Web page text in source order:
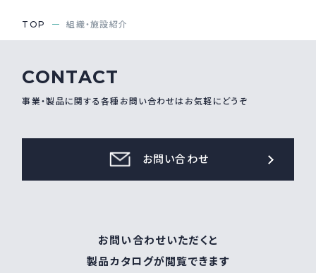
TOP 組織・施設紹介
CONTACT
事業・製品に関する各種お問い合わせはお気軽にどうぞ
お問い合わせ
お問い合わせいただくと
製品カタログが閲覧できます